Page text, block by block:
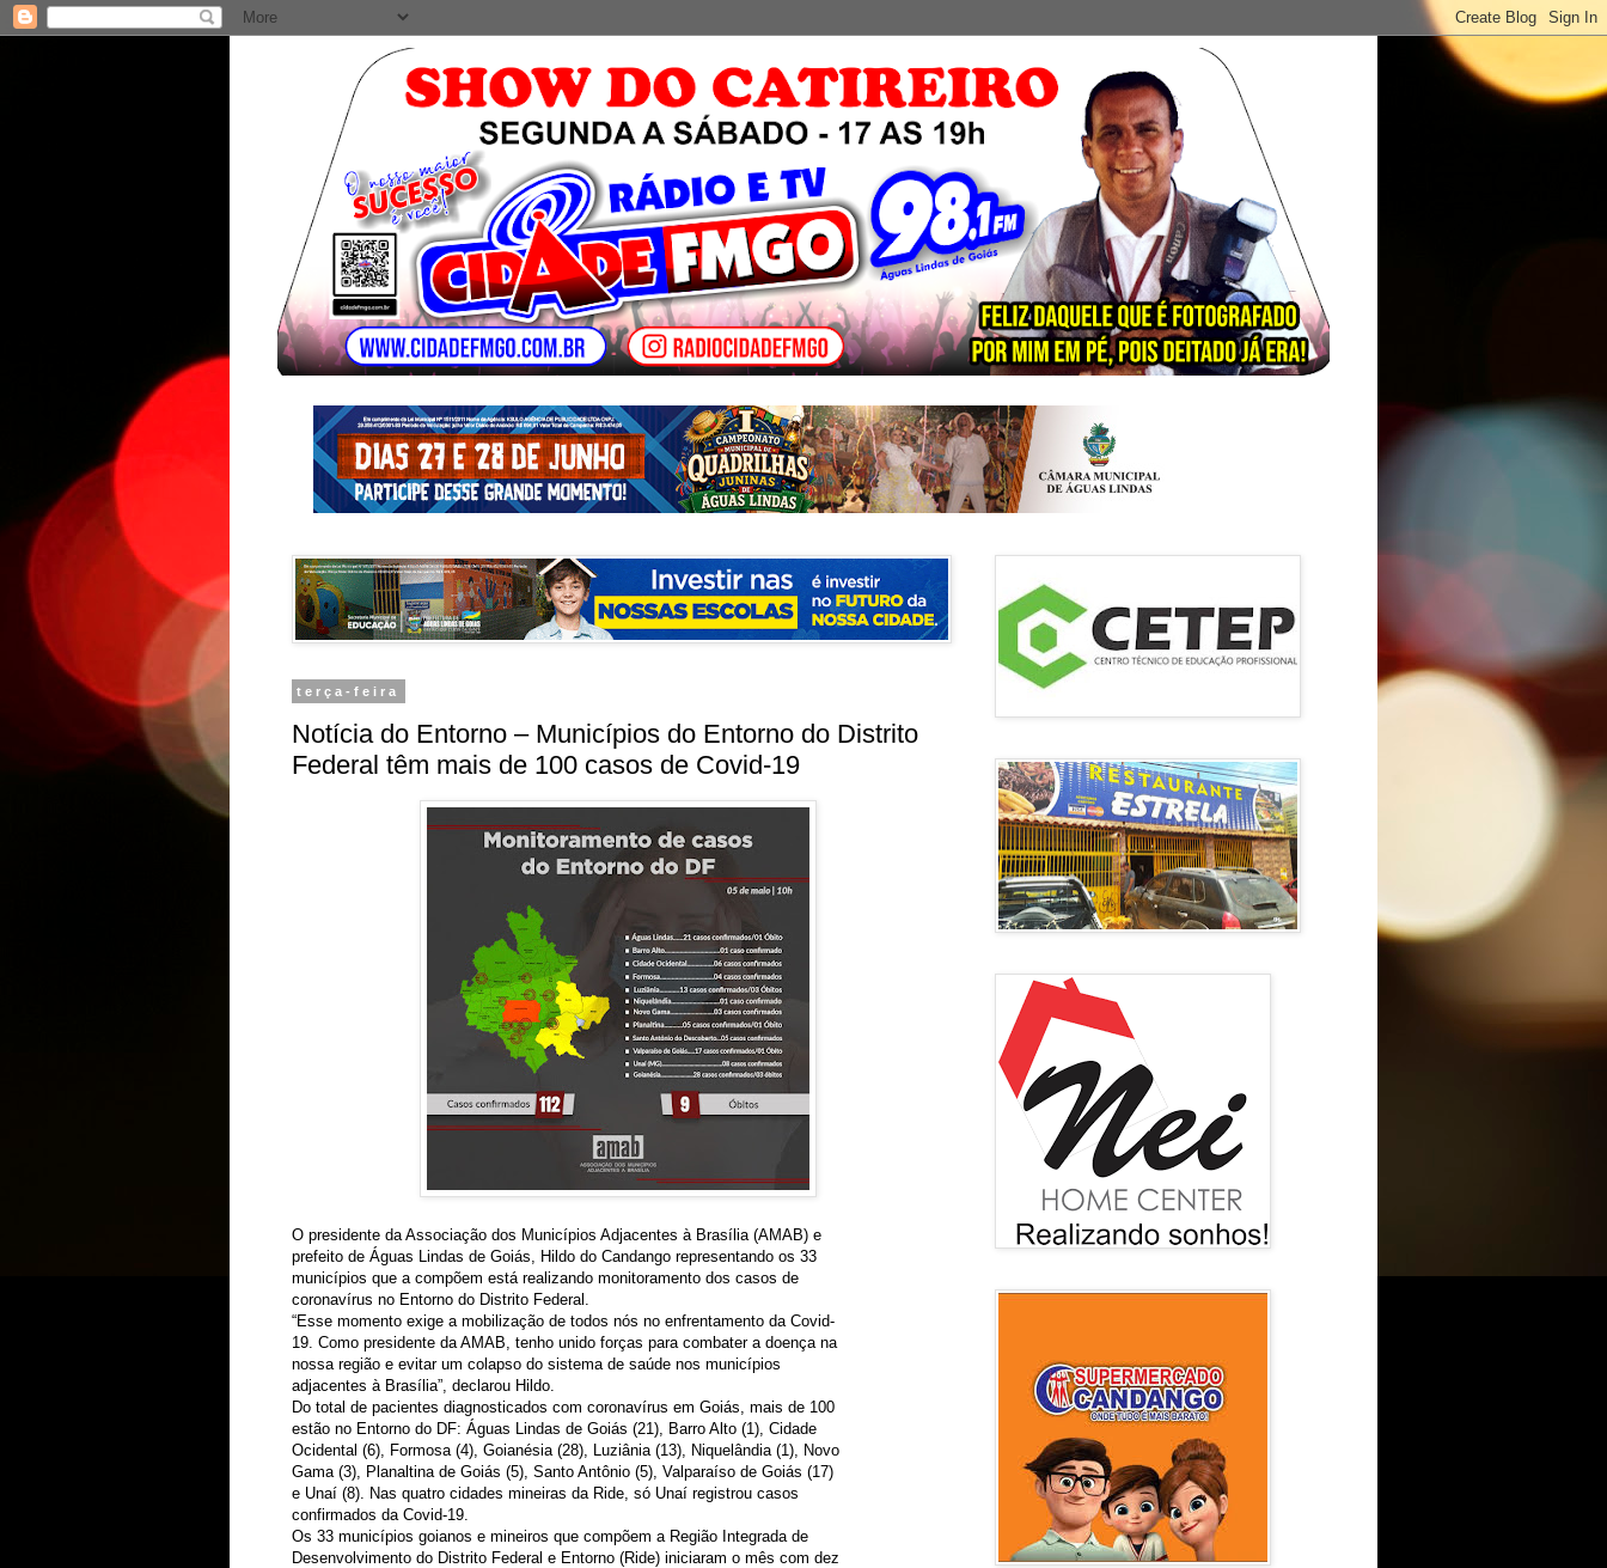
terça-feira
Notícia do Entorno – Municípios do Entorno do Distrito
Federal têm mais de 100 casos de Covid-19
O presidente da Associação dos Municípios Adjacentes à Brasília (AMAB) e
prefeito de Águas Lindas de Goiás, Hildo do Candango representando os 33
municípios que a compõem está realizando monitoramento dos casos de
coronavírus no Entorno do Distrito Federal.
“Esse momento exige a mobilização de todos nós no enfrentamento da Covid-
19. Como presidente da AMAB, tenho unido forças para combater a doença na
nossa região e evitar um colapso do sistema de saúde nos municípios
adjacentes à Brasília”, declarou Hildo.
Do total de pacientes diagnosticados com coronavírus em Goiás, mais de 100
estão no Entorno do DF: Águas Lindas de Goiás (21), Barro Alto (1), Cidade
Ocidental (6), Formosa (4), Goianésia (28), Luziânia (13), Niquelândia (1), Novo
Gama (3), Planaltina de Goiás (5), Santo Antônio (5), Valparaíso de Goiás (17)
e Unaí (8). Nas quatro cidades mineiras da Ride, só Unaí registrou casos
confirmados da Covid-19.
Os 33 municípios goianos e mineiros que compõem a Região Integrada de
Desenvolvimento do Distrito Federal e Entorno (Ride) iniciaram o mês com dez